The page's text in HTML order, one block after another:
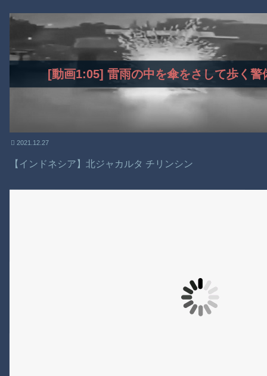
[動画1:05] 雷雨の中を傘をさして歩く
2021.12.27
【インドネシア】北ジャカルタ チリンシン